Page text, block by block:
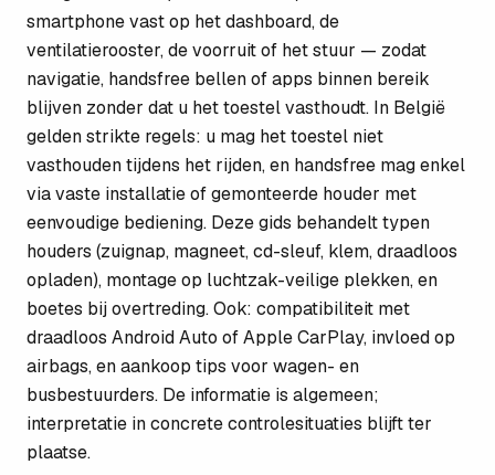
smartphone vast op het dashboard, de
ventilatierooster, de voorruit of het stuur — zodat
navigatie, handsfree bellen of apps binnen bereik
blijven zonder dat u het toestel vasthoudt. In België
gelden strikte regels: u mag het toestel niet
vasthouden tijdens het rijden, en handsfree mag enkel
via vaste installatie of gemonteerde houder met
eenvoudige bediening. Deze gids behandelt typen
houders (zuignap, magneet, cd-sleuf, klem, draadloos
opladen), montage op luchtzak-veilige plekken, en
boetes bij overtreding. Ook: compatibiliteit met
draadloos Android Auto of Apple CarPlay, invloed op
airbags, en aankoop tips voor wagen- en
busbestuurders. De informatie is algemeen;
interpretatie in concrete controlesituaties blijft ter
plaatse.